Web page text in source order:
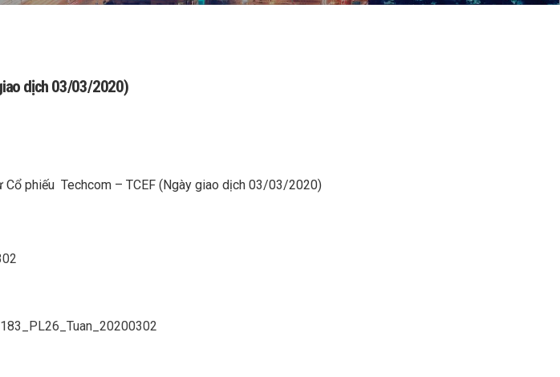
dịch 03/03/2020)
phiếu Techcom – TCEF (Ngày giao dịch 03/03/2020)